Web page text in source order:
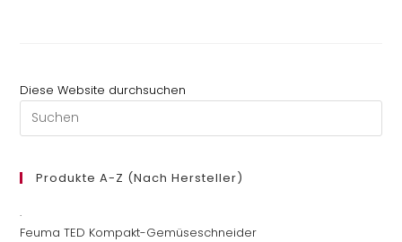
Diese Website durchsuchen
Produkte A-Z (nach Hersteller)
.
Feuma TED Kompakt-Gemüseschneider